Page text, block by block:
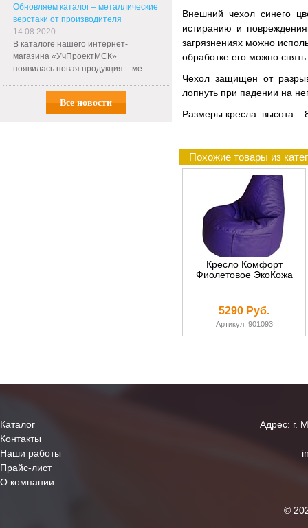
Обновляем каталог – металлические
верстаки от производителя
14.08.2020
В каталоге нашего интернет-
магазина «УчПроектМСК»
появилась новая продукция – ме...
Все новости
Внешний чехол синего
истиранию и
загрязнениях можно
обработке его можно снять.
Чехол защищен от
лопнуть при падении на
Размеры кресла: высота –
Похожие товары из
Кресло Комфорт
Фиолетовое ЭкоКожа
5290 Руб.
Артикул: 901093
Каталог
Контакты
Наши работы
Прайс-лист
О компании
Адрес: г.
©